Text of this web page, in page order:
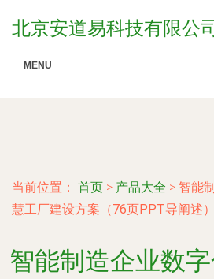
北京安道易科技有限公
MENU
当前位置： 首页 > 产品大全 > 智能
慧工厂建设方案（76页PPT导阐述）
智能制造企业数